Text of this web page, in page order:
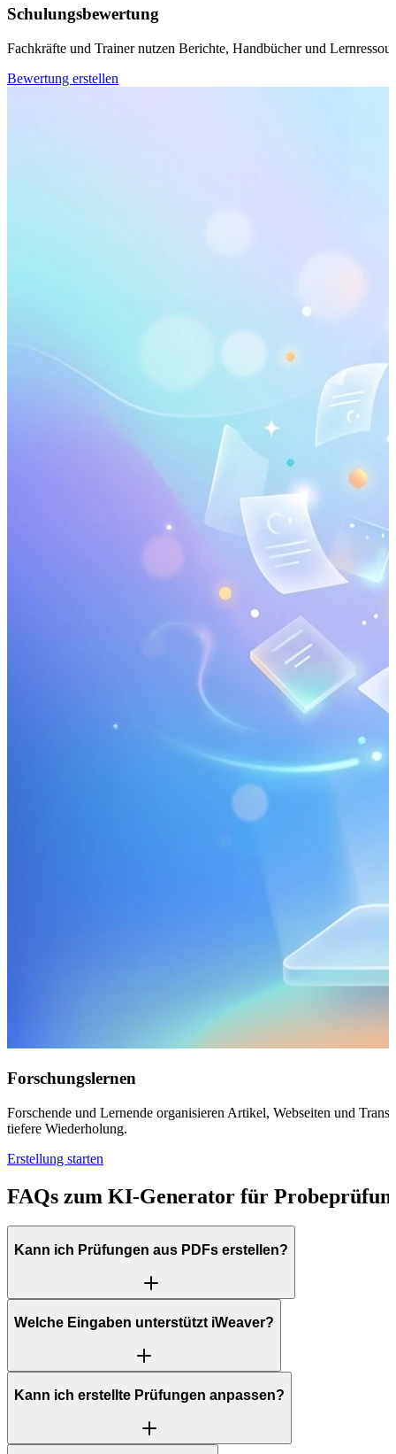
Schulungsbewertung
Fachkräfte und Trainer nutzen Berichte, Handbücher und
Bewertung erstellen
Forschungslernen
Forschende und Lernende organisieren Artikel, Webseiten und
tiefere Wiederholung.
Erstellung starten
FAQs zum KI-Generator für
Kann ich Prüfungen aus PDFs erstellen?
Welche Eingaben unterstützt iWeaver?
Kann ich erstellte Prüfungen anpassen?